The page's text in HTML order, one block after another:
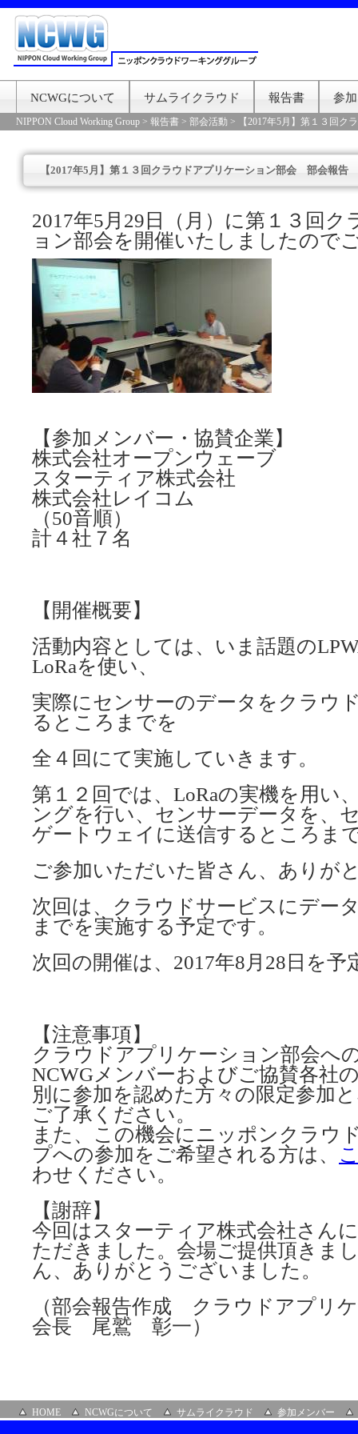
NCWGについて サムライクラウド 報告書 参
NIPPON Cloud Working Group > 報告書 > 部会活動 > 【2017年5月】第１３回
【2017年5月】第１３回クラウドアプリケーション部会 部会報告
2017年5月29日（月）に第１３回
ョン部会を開催いたしましたので
【参加メンバー・協賛企業】
株式会社オープンウェーブ
スターティア株式会社
株式会社レイコム
（50音順）
計４社７名
【開催概要】
活動内容としては、いま話題の
LoRaを使い、
実際にセンサーのデータをクラウ
るところまでを
全４回にて実施していきます。
第１２回では、LoRaの実機を用い
ングを行い、センサーデータを、
ゲートウェイに送信するところま
ご参加いただいた皆さん、ありが
次回は、クラウドサービスにデー
までを実施する予定です。
次回の開催は、2017年8月28日を
【注意事項】
クラウドアプリケーション部会へ
NCWGメンバーおよびご協賛各社
別に参加を認めた方々の限定参加
ご了承ください。
また、この機会にニッポンクラウ
プへの参加をご希望される方は、
わせください。
【謝辞】
今回はスターティア株式会社さん
ただきました。会場ご提供頂きま
ん、ありがとうございました。
（部会報告作成 クラウドアプリ
会長 尾鷲 彰一）
HOME NCWGについて サムライクラウド 参加メンバー